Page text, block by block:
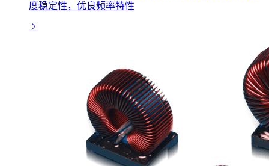
度稳定性，优良频率特性